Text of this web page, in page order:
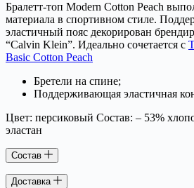
Бралетт-топ Modern Cotton Peach
материала в спортивном стиле.
эластичный пояс декорирован
“Calvin Klein”. Идеально сочетается с
Basic Cotton Peach
Бретели на спине;
Поддерживающая эластичная
Цвет: персиковый Состав: – 53%
эластан
Состав
Доставка